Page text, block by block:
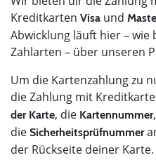
Kreditkarten Visa und
Abwicklung läuft hier – wie
Zahlarten – über unseren
Um die Kartenzahlung zu
die Zahlung mit
der Karte, die Kartennummer
die Sicherheitsprüfnummer
der Rückseite deiner Karte.